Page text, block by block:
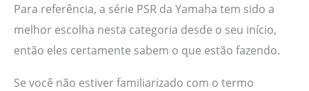
Para referência, a série PSR da Yamaha tem sido a
melhor escolha nesta categoria desde o seu início,
então eles certamente sabem o que estão fazendo.
Se você não estiver familiarizado com o termo